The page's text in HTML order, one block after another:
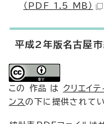
（PDF 1.5 MB）
平成2年版名古屋
この 作品 は クリエイ
ンスの下に提供されてい